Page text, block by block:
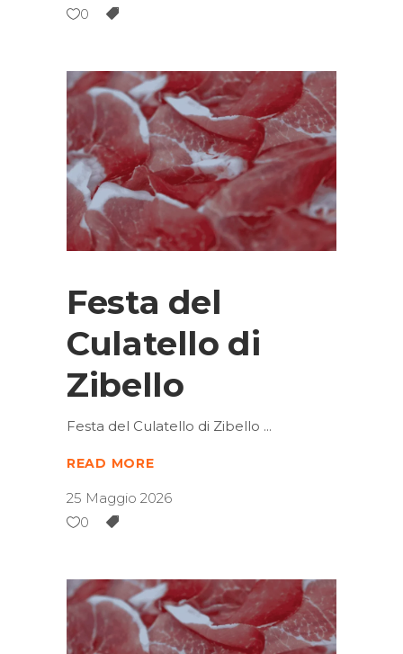
0
Festa del
Culatello di
Zibello
Festa del Culatello di Zibello
READ MORE
25 Maggio 2026
0